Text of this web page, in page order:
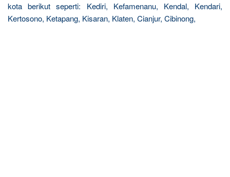
kota berikut seperti: Kediri, Kefamenanu, Kendal, Kendari,
Kertosono, Ketapang, Kisaran, Klaten, Cianjur, Cibinong,